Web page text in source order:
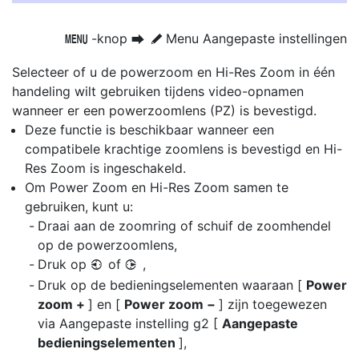
G -knop U A Menu Aangepaste instellingen
Selecteer of u de powerzoom en Hi-Res Zoom in één
handeling wilt gebruiken tijdens video-opnamen
wanneer er een powerzoomlens (PZ) is bevestigd.
Deze functie is beschikbaar wanneer een
compatibele krachtige zoomlens is bevestigd en Hi-
Res Zoom is ingeschakeld.
Om Power Zoom en Hi-Res Zoom samen te
gebruiken, kunt u:
Draai aan de zoomring of schuif de zoomhendel
op de powerzoomlens,
Druk op 4 of 2 ,
Druk op de bedieningselementen waaraan [ Power
zoom + ] en [ Power zoom − ] zijn toegewezen
via Aangepaste instelling g2 [ Aangepaste
bedieningselementen ],